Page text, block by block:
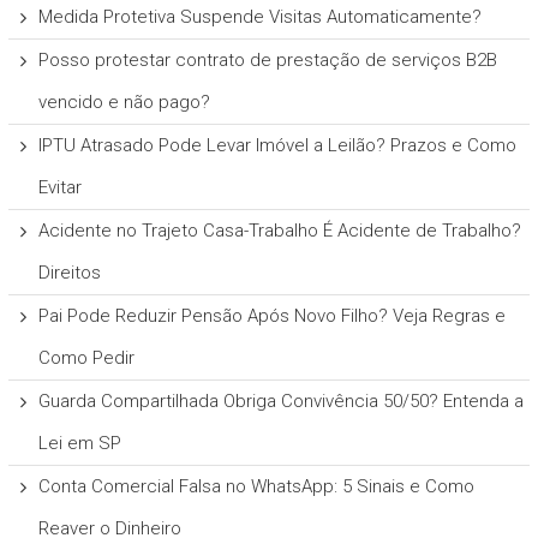
Medida Protetiva Suspende Visitas Automaticamente?
Posso protestar contrato de prestação de serviços B2B
vencido e não pago?
IPTU Atrasado Pode Levar Imóvel a Leilão? Prazos e Como
Evitar
Acidente no Trajeto Casa-Trabalho É Acidente de Trabalho?
Direitos
Pai Pode Reduzir Pensão Após Novo Filho? Veja Regras e
Como Pedir
Guarda Compartilhada Obriga Convivência 50/50? Entenda a
Lei em SP
Conta Comercial Falsa no WhatsApp: 5 Sinais e Como
Reaver o Dinheiro